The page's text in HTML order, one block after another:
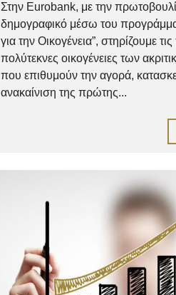
Στην Eurobank, με την
δημογραφικό μέσω του
για την Οικογένεια”, στηρίζουμε τις
πολύτεκνες οικογένειες των
που επιθυμούν την αγορά,
ανακαίνιση της πρώτης...